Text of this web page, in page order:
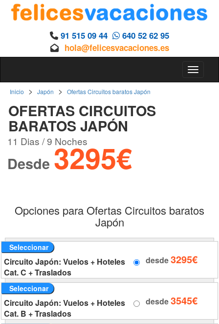
91 515 09 44
640 52 62 95
hola@felicesvacaciones.es
Inicio > Japón > Ofertas Circuitos baratos Japón
OFERTAS CIRCUITOS
BARATOS JAPÓN
11 Dias / 9 Noches
Desde 3295€
Opciones para Ofertas Circuitos baratos
Japón
Seleccionar
Circuito Japón: Vuelos + Hoteles
Cat. C + Traslados
desde3295€
Seleccionar
Circuito Japón: Vuelos + Hoteles
Cat. B + Traslados
desde3545€